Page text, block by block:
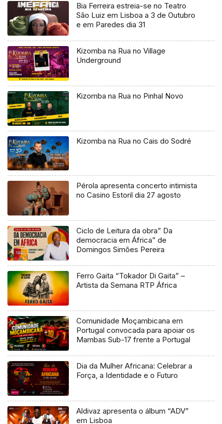
Bia Ferreira estreia-se no Teatro
São Luiz em Lisboa a 3 de Outubro
e em Paredes dia 31
Kizomba na Rua no Village
Underground
Kizomba na Rua no Pinhal Novo
Kizomba na Rua no Cais do Sodré
Pérola apresenta concerto intimista
no Casino Estoril dia 27 agosto
Ciclo de Leitura da obra” Da
democracia em África” de
Domingos Simões Pereira
Ferro Gaita “Tokador Di Gaita” –
Artista da Semana RTP África
Comunidade Moçambicana em
Portugal convocada para apoiar os
Mambas Sub-17 frente a Portugal
Dia da Mulher Africana: Celebrar a
Força, a Identidade e o Futuro
Aldivaz apresenta o álbum “ADV”
em Lisboa